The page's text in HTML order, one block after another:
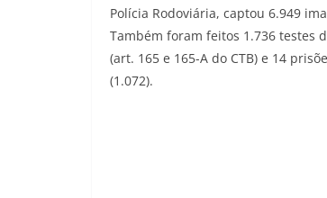
Polícia Rodoviária, captou 6.949
Também foram feitos 1.736 testes
(art. 165 e 165-A do CTB) e 14
(1.072).